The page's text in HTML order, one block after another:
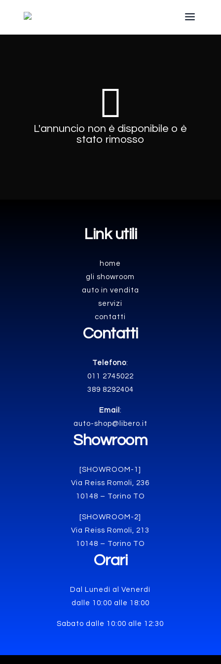
L'annuncio non è disponibile o è
stato rimosso
Link utili
home
gli showroom
auto in vendita
servizi
contatti
Contatti
Telefono:
011 2745022
389 8292404
Email :
auto-shop@libero.it
Showroom
[SHOWROOM-1]
Via Reiss Romoli, 236
10148 – Torino TO
[SHOWROOM-2]
Via Reiss Romoli, 213
10148 – Torino TO
Orari
Dal Lunedì al Venerdì
dalle 10:00 alle 18:00
Sabato dalle 10:00 alle 12:30